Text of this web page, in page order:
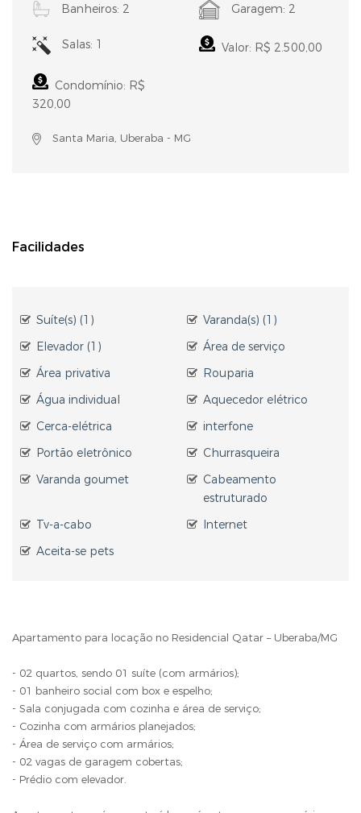
Banheiros: 2 Garagem: 2
Salas: 1 Valor: R$ 2.500,00
Condomínio: R$
320,00
Santa Maria, Uberaba - MG
Facilidades
Suíte(s) (1)
Varanda(s) (1)
Elevador (1)
Área de serviço
Área privativa
Rouparia
Água individual
Aquecedor elétrico
Cerca-elétrica
interfone
Portão eletrônico
Churrasqueira
Varanda goumet
Cabeamento
estruturado
Tv-a-cabo
Internet
Aceita-se pets
Apartamento para locação no Residencial Qatar – Uberaba/MG
- 02 quartos, sendo 01 suíte (com armários);
- 01 banheiro social com box e espelho;
- Sala conjugada com cozinha e área de serviço;
- Cozinha com armários planejados;
- Área de serviço com armários;
- 02 vagas de garagem cobertas;
- Prédio com elevador.